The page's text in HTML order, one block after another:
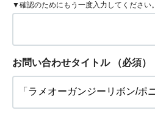
▼確認のためにもう一度入力してください。
お問い合わせタイトル （必須）